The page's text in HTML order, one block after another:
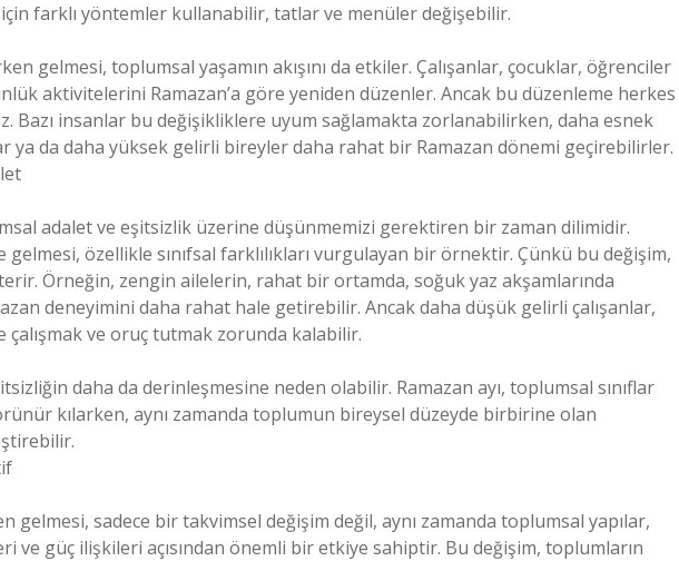
farklı yöntemler kullanabilir, tatlar ve menüler değişebilir.
gelmesi, toplumsal yaşamın akışını da etkiler. Çalışanlar, çocuklar, öğrenciler
aktivitelerini Ramazan’a göre yeniden düzenler. Ancak bu düzenleme herkes
Bazı insanlar bu değişikliklere uyum sağlamakta zorlanabilirken, daha esnek
ya da daha yüksek gelirli bireyler daha rahat bir Ramazan dönemi geçirebilirler.
adalet ve eşitsizlik üzerine düşünmemizi gerektiren bir zaman dilimidir.
gelmesi, özellikle sınıfsal farklılıkları vurgulayan bir örnektir. Çünkü bu değişim,
Örneğin, zengin ailelerin, rahat bir ortamda, soğuk yaz akşamlarında
deneyimini daha rahat hale getirebilir. Ancak daha düşük gelirli çalışanlar,
çalışmak ve oruç tutmak zorunda kalabilir.
daha da derinleşmesine neden olabilir. Ramazan ayı, toplumsal sınıflar
kılarken, aynı zamanda toplumun bireysel düzeyde birbirine olan
gelmesi, sadece bir takvimsel değişim değil, aynı zamanda toplumsal yapılar,
güç ilişkileri açısından önemli bir etkiye sahiptir. Bu değişim, toplumların